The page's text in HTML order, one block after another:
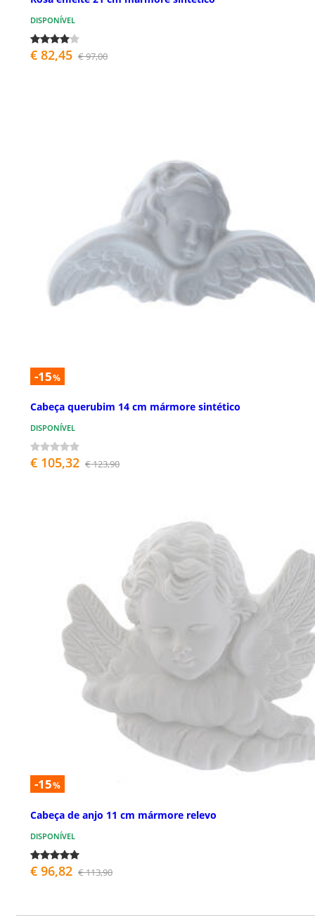
DISPONÍVEL
€ 82,45 € 97,00
-15%
Cabeça querubim 14 cm mármore sintético
DISPONÍVEL
€ 105,32 € 123,90
-15%
Cabeça de anjo 11 cm mármore relevo
DISPONÍVEL
€ 96,82 € 113,90